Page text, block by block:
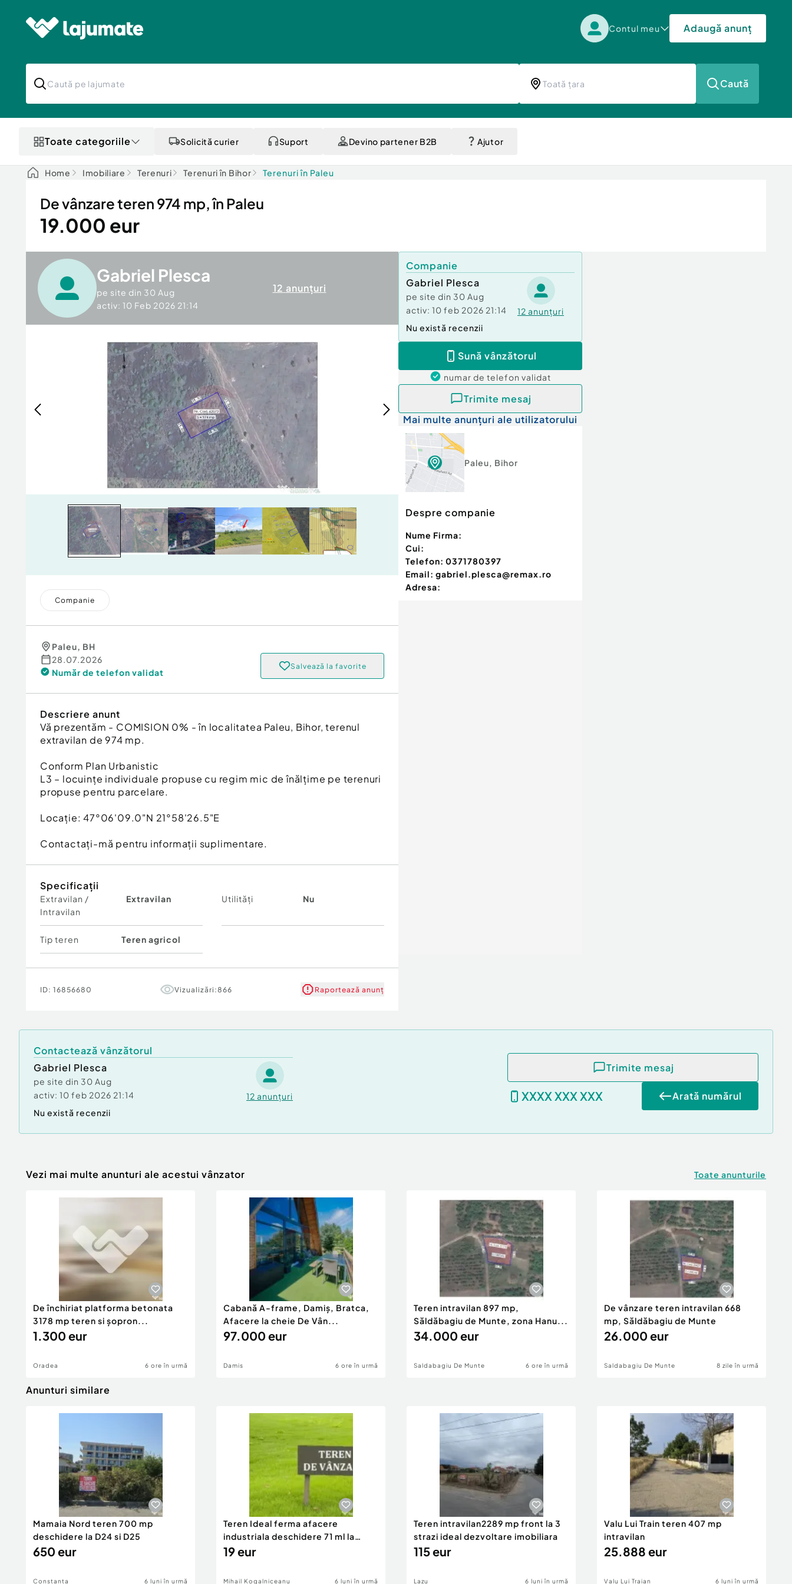
Contul meu Adaugă anunț
Caută
Toate categoriile Solicită curier Suport Devino partener B2B Ajutor
Home Imobiliare Terenuri Terenuri în Bihor Terenuri în Paleu
De vânzare teren 974 mp, în Paleu
19.000 eur
Gabriel Plesca
pe site din 30 Aug
activ: 10 Feb 2026 21:14
12 anunțuri
Companie
Paleu, BH
28.07.2026
Număr de telefon validat
Salvează la favorite
Descriere anunt
Vă prezentăm - COMISION 0% - în localitatea Paleu, Bihor, terenul
extravilan de 974 mp.
Conform Plan Urbanistic
L3 – locuințe individuale propuse cu regim mic de înălţime pe terenuri
propuse pentru parcelare.
Locație: 47°06'09.0"N 21°58'26.5"E
Contactați-mă pentru informații suplimentare.
Specificații
Extravilan /
Intravilan
Extravilan Utilități Nu
Tip teren Teren agricol
ID: 16856680 Vizualizări:866 Raportează anunț
Companie
Gabriel Plesca
pe site din 30 Aug
activ: 10 feb 2026 21:14 12 anunțuri
Nu există recenzii
Sună vânzătorul
numar de telefon validat
Trimite mesaj
Mai multe anunțuri ale utilizatorului
Paleu, Bihor
Despre companie
Nume Firma:
Cui:
Telefon: 0371780397
Email: gabriel.plesca@remax.ro
Adresa:
Contactează vânzătorul
Gabriel Plesca
pe site din 30 Aug
activ: 10 feb 2026 21:14 12 anunțuri
Nu există recenzii
Trimite mesaj
XXXX XXX XXX Arată numărul
Vezi mai multe anunturi ale acestui vânzator Toate anunturile
De închiriat platforma betonata
3178 mp teren si șopron...
1.300 eur
Oradea 6 ore în urmă
Cabană A-frame, Damiș, Bratca,
Afacere la cheie De Vân...
97.000 eur
Damis 6 ore în urmă
Teren intravilan 897 mp,
Săldăbagiu de Munte, zona Hanu...
34.000 eur
Saldabagiu De Munte 6 ore în urmă
De vânzare teren intravilan 668
mp, Săldăbagiu de Munte
26.000 eur
Saldabagiu De Munte 8 zile în urmă
Anunturi similare
Mamaia Nord teren 700 mp
deschidere la D24 si D25
650 eur
Constanta 6 luni în urmă
Teren Ideal ferma afacere
industriala deschidere 71 ml la
DN2A
19 eur
Mihail Kogalniceanu 6 luni în urmă
Teren intravilan2289 mp front la 3
strazi ideal dezvoltare imobiliara
115 eur
Lazu 6 luni în urmă
Valu Lui Train teren 407 mp
intravilan
25.888 eur
Valu Lui Traian 6 luni în urmă